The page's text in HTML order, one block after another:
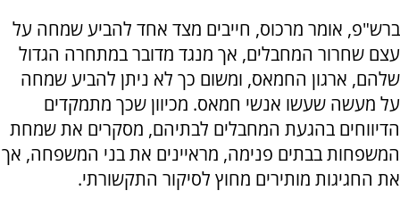
ברש"פ, אומר מרכוס, חייבים מצד אחד להביע שמחה על
עצם שחרור המחבלים, אך מנגד מדובר במתחרה הגדול
שלהם, ארגון החמאס, ומשום כך לא ניתן להביע שמחה
על מעשה שעשו אנשי חמאס. מכיוון שכך מתמקדים
הדיווחים בהגעת המחבלים לבתיהם, מסקרים את שמחת
המשפחות בבתים פנימה, מראיינים את בני המשפחה, אך
את החגיגות מותירים מחוץ לסיקור התקשורתי.